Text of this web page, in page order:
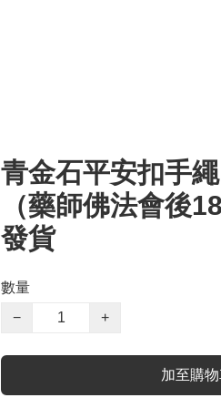
青金石平安扣手
（藥師佛法會後
發貨
數量
−
+
加至購